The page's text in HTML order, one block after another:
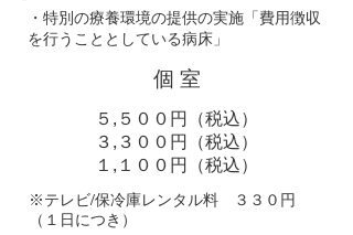
・特別の療養環境の提供の実施「費用徴収
を行うこととしている病床」
個 室
５,５００円（税込）
３,３００円（税込）
１,１００円（税込）
​※テレビ/保冷庫レンタル料 ３３０円
（１日につき）